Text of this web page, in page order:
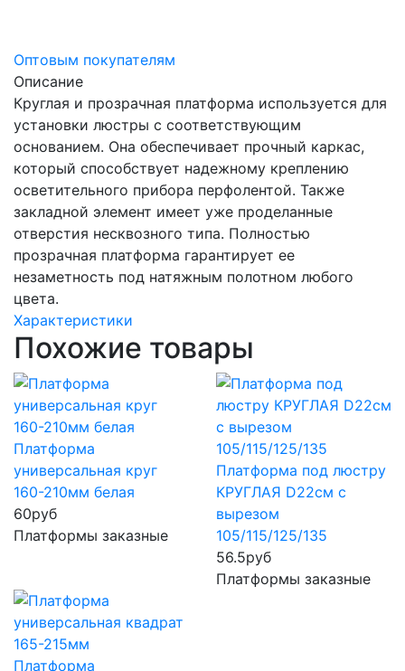
Оптовым покупателям
Описание
Круглая и прозрачная платформа используется для
установки люстры с соответствующим
основанием. Она обеспечивает прочный каркас,
который способствует надежному креплению
осветительного прибора перфолентой. Также
закладной элемент имеет уже проделанные
отверстия несквозного типа. Полностью
прозрачная платформа гарантирует ее
незаметность под натяжным полотном любого
цвета.
Характеристики
Похожие товары
Платформа
универсальная круг
160-210мм белая
60руб
Платформы заказные
Платформа под люстру
КРУГЛАЯ D22см с
вырезом
105/115/125/135
56.5руб
Платформы заказные
Платформа